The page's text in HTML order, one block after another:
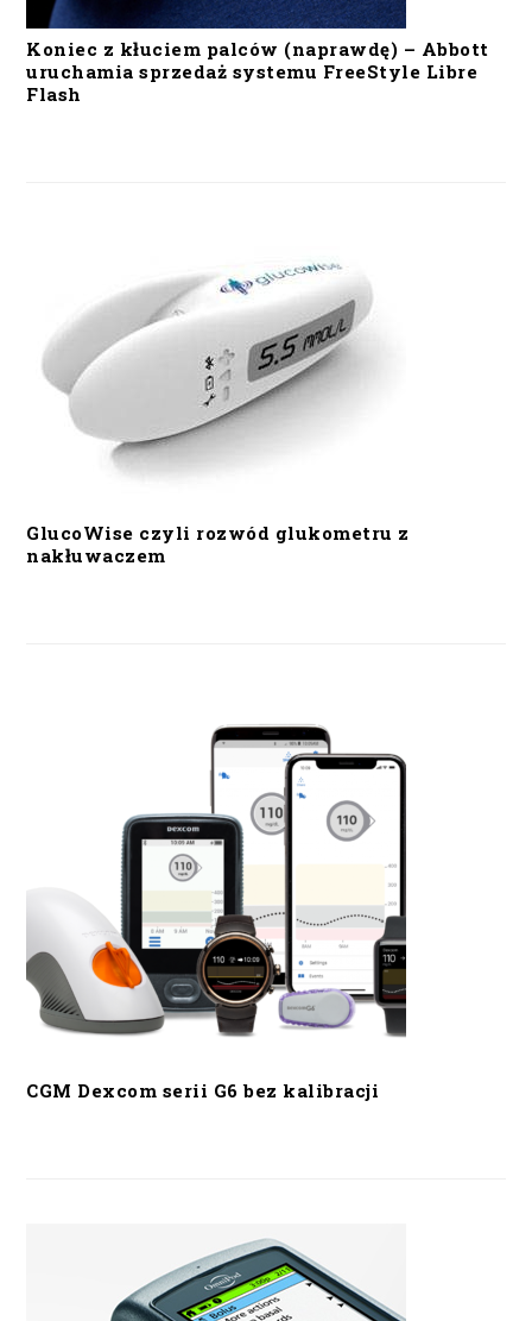
Koniec z kłuciem palców (naprawdę) – Abbott
uruchamia sprzedaż systemu FreeStyle Libre
Flash
GlucoWise czyli rozwód glukometru z
nakłuwaczem
CGM Dexcom serii G6 bez kalibracji